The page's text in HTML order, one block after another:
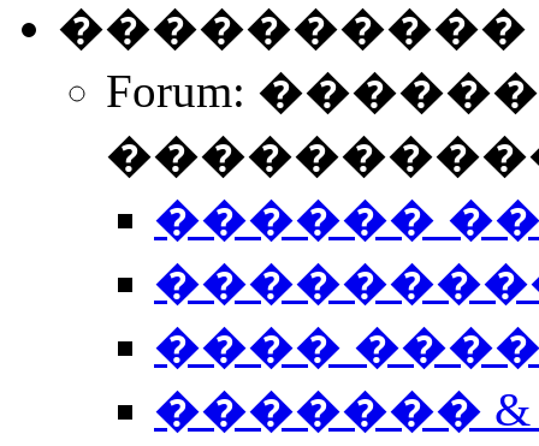
����������
Forum:
������
����
�������